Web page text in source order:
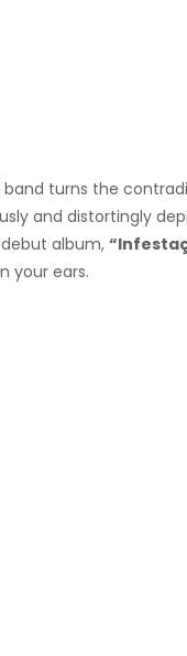
band turns the
and distortingly
debut album,
your ears.